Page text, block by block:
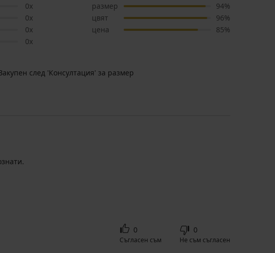
0x
0x
0x
0x
размер
94%
цвят
96%
цена
85%
след 'Консултация' за размер
0
Съгласен съм
0
Не съм съгласен